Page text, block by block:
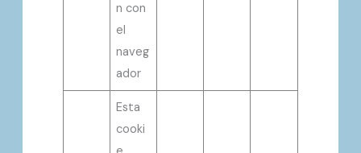
n con
el
naveg
ador
Esta
cooki